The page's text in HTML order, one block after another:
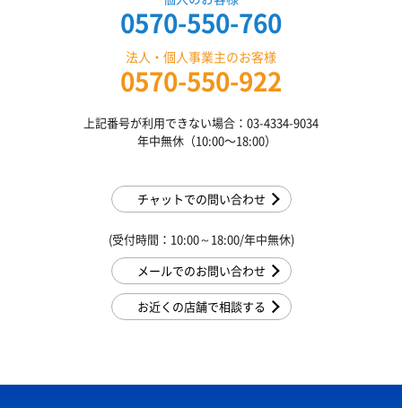
0570-550-760
法人・個人事業主のお客様
0570-550-922
上記番号が利用できない場合：03-4334-9034
年中無休（10:00〜18:00）
チャットでの問い合わせ
(受付時間：10:00～18:00/年中無休)
メールでのお問い合わせ
お近くの店舗で相談する